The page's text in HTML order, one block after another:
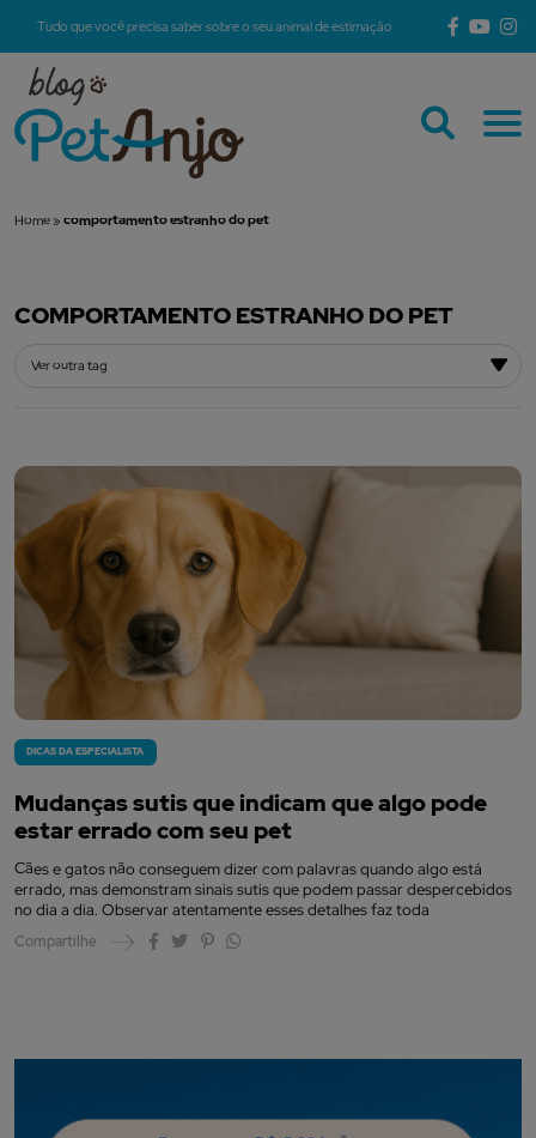
Tudo que você precisa saber sobre o seu animal de estimação
Home » comportamento estranho do pet
COMPORTAMENTO ESTRANHO DO PET
DICAS DA ESPECIALISTA
Mudanças sutis que indicam que algo pode
estar errado com seu pet
Cães e gatos não conseguem dizer com palavras quando algo está
errado, mas demonstram sinais sutis que podem passar despercebidos
no dia a dia. Observar atentamente esses detalhes faz toda
Compartilhe